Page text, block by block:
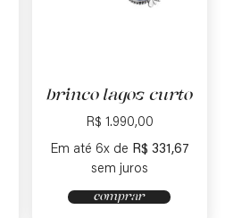
brinco lagos curto
R$ 1.990,00
Em até 6x de R$ 331,67
sem juros
comprar